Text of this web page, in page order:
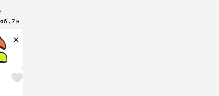
7 н.